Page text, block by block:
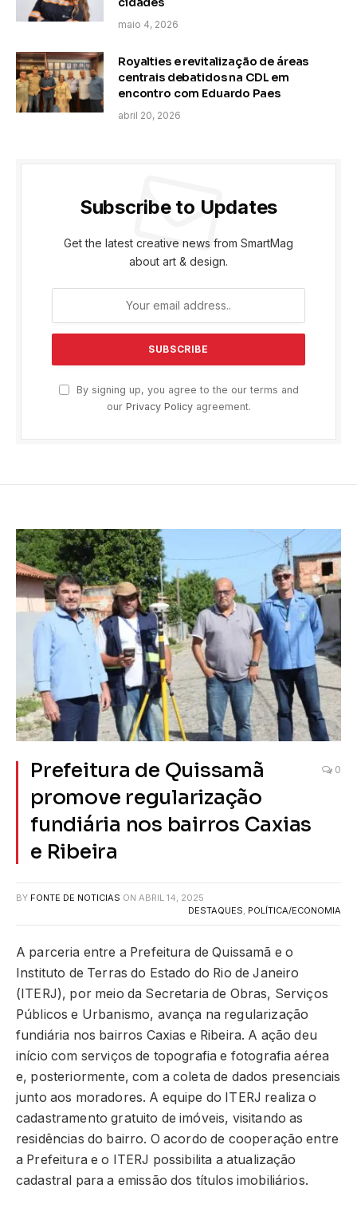
maio 4, 2026
Royalties e revitalização de áreas
centrais debatidos na CDL em
encontro com Eduardo Paes
abril 20, 2026
Subscribe to Updates
Get the latest creative news from SmartMag
about art & design.
By signing up, you agree to the our terms and
our Privacy Policyagreement.
Prefeitura de Quissamã
promove regularização
fundiária nos bairros Caxias
e Ribeira
0
BY FONTE DE NOTICIAS ON ABRIL 14, 2025
DESTAQUES, POLÍTICA/ECONOMIA
A parceria entre a Prefeitura de Quissamã e o
Instituto de Terras do Estado do Rio de Janeiro
(ITERJ), por meio da Secretaria de Obras, Serviços
Públicos e Urbanismo, avança na regularização
fundiária nos bairros Caxias e Ribeira. A ação deu
início com serviços de topografia e fotografia aérea
e, posteriormente, com a coleta de dados presenciais
junto aos moradores. A equipe do ITERJ realiza o
cadastramento gratuito de imóveis, visitando as
residências do bairro. O acordo de cooperação entre
a Prefeitura e o ITERJ possibilita a atualização
cadastral para a emissão dos títulos imobiliários.